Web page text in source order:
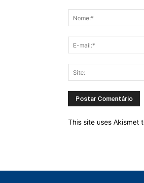
This site uses Akismet